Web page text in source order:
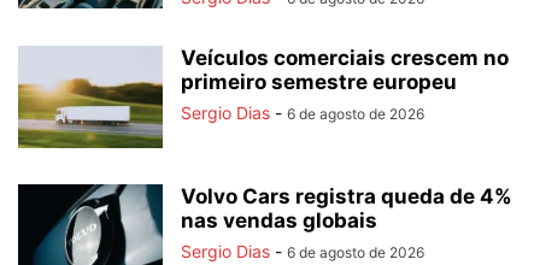
Veículos comerciais crescem no
primeiro semestre europeu
Sergio Dias - 6 de agosto de 2026
Volvo Cars registra queda de 4%
nas vendas globais
Sergio Dias - 6 de agosto de 2026